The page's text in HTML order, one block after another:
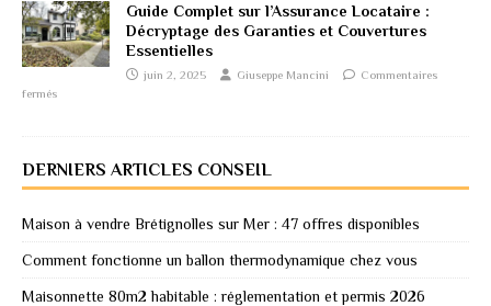
Guide Complet sur l’Assurance Locataire :
Décryptage des Garanties et Couvertures
Essentielles
juin 2, 2025 Giuseppe Mancini
Commentaires
fermés
DERNIERS ARTICLES CONSEIL
Maison à vendre Brétignolles sur Mer : 47 offres disponibles
Comment fonctionne un ballon thermodynamique chez vous
Maisonnette 80m2 habitable : réglementation et permis 2026